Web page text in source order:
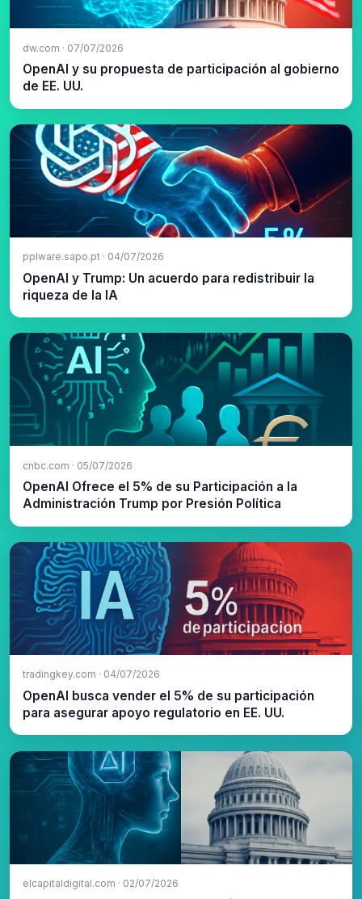
dw.com · 07/07/2026
OpenAI y su propuesta de participación al gobierno
de EE. UU.
pplware.sapo.pt · 04/07/2026
OpenAI y Trump: Un acuerdo para redistribuir la
riqueza de la IA
cnbc.com · 05/07/2026
OpenAI Ofrece el 5% de su Participación a la
Administración Trump por Presión Política
tradingkey.com · 04/07/2026
OpenAI busca vender el 5% de su participación
para asegurar apoyo regulatorio en EE. UU.
elcapitaldigital.com · 02/07/2026